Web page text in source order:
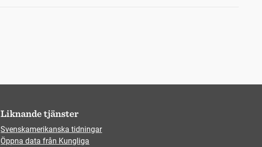
Liknande tjänster
Svenskamerikanska tidningar
Öppna data från Kungliga